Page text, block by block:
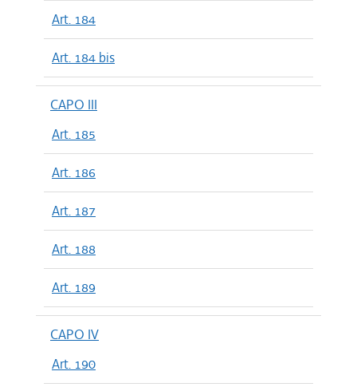
Art. 184
Art. 184 bis
CAPO III
Art. 185
Art. 186
Art. 187
Art. 188
Art. 189
CAPO IV
Art. 190